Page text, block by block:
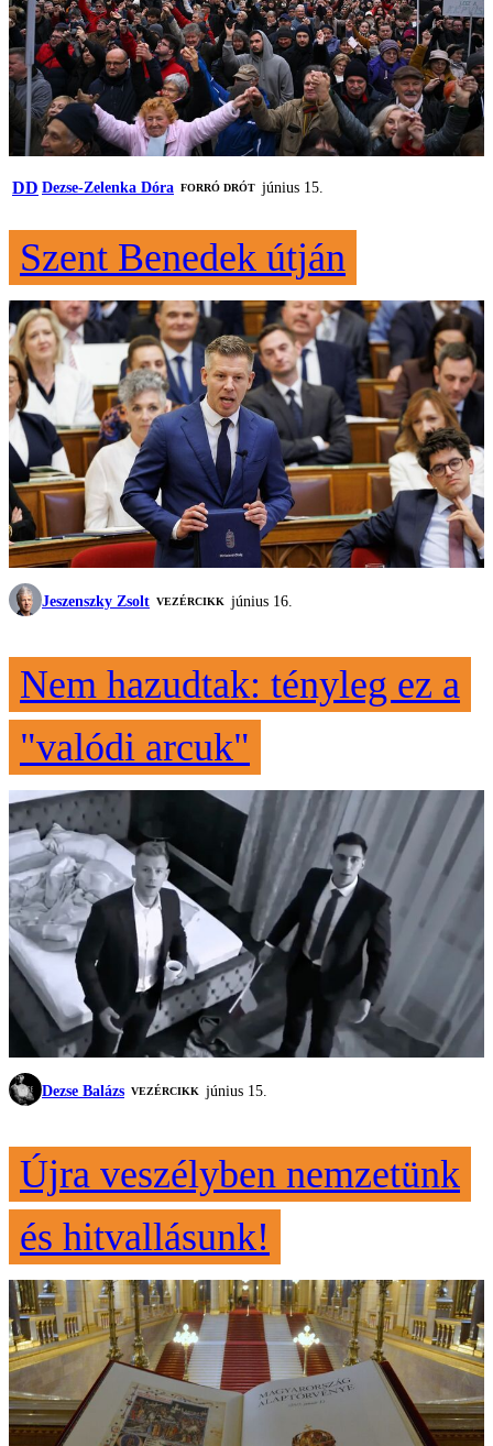
DD Dezse-Zelenka Dóra FORRÓ DRÓT június 15.
Szent Benedek útján
Jeszenszky Zsolt VEZÉRCIKK június 16.
Nem hazudtak: tényleg ez a
"valódi arcuk"
Dezse Balázs VEZÉRCIKK június 15.
Újra veszélyben nemzetünk
és hitvallásunk!